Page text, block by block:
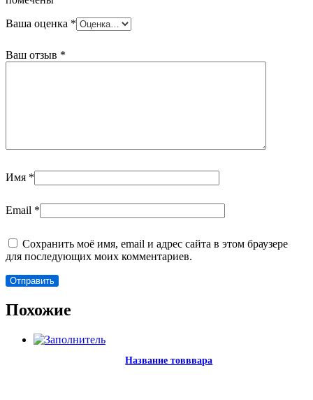
Ваша оценка *
Ваш отзыв *
Имя *
Email *
Сохранить моё имя, email и адрес сайта в этом браузере
для последующих моих комментариев.
Похожие
Название товввара